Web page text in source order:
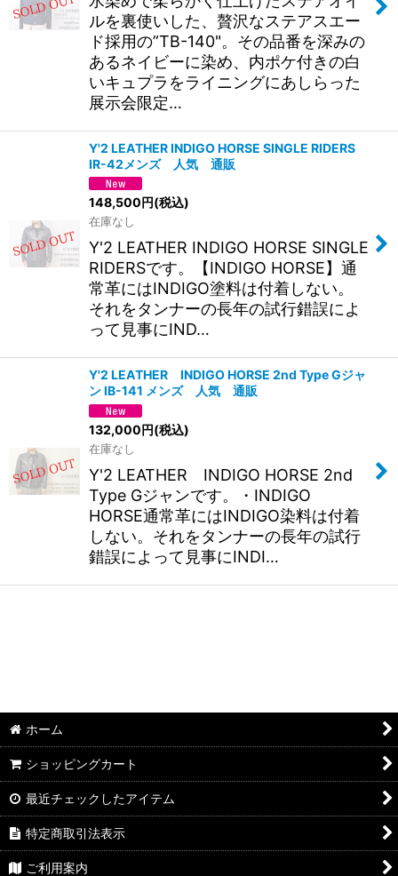
ルを裏使いした、贅沢なステアスエー
ド採用の”TB-140"。その品番を深みの
あるネイビーに染め、内ポケ付きの白
いキュプラをライニングにあしらった
展示会限定…
Y'2 LEATHER INDIGO HORSE SINGLE RIDERS
IR-42メンズ 人気 通販
148,500円(税込)
在庫なし
Y'2 LEATHER INDIGO HORSE SINGLE
RIDERSです。【INDIGO HORSE】通
常革にはINDIGO塗料は付着しない。
それをタンナーの長年の試行錯誤によ
って見事にIND…
Y'2 LEATHER INDIGO HORSE 2nd Type Gジャ
ン IB-141 メンズ 人気 通販
132,000円(税込)
在庫なし
Y'2 LEATHER INDIGO HORSE 2nd
Type Gジャンです。・INDIGO
HORSE通常革にはINDIGO染料は付着
しない。それをタンナーの長年の試行
錯誤によって見事にINDI…
ホーム
ショッピングカート
最近チェックしたアイテム
特定商取引法表示
ご利用案内